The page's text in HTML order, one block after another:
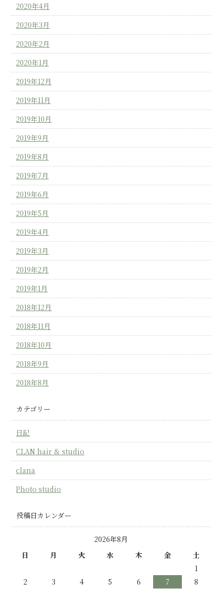
2020年4月
2020年3月
2020年2月
2020年1月
2019年12月
2019年11月
2019年10月
2019年9月
2019年8月
2019年7月
2019年6月
2019年5月
2019年4月
2019年3月
2019年2月
2019年1月
2018年12月
2018年11月
2018年10月
2018年9月
2018年8月
カテゴリー
日記
CLAN hair & studio
clana
Photo studio
投稿日カレンダー
2026年8月
日
月 火 水 木 金
土
1
2
3 4 5 6 7
8